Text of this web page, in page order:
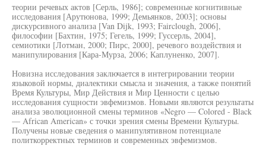
теории речевых актов [Серль, 1986]; современные когнитивные
исследования [Арутюнова, 1999; Демьянков, 2003]; основы
дискурсивного анализа [Van Dijk, 1993; Fairclough, 2006],
философии [Бахтин, 1975; Гегель, 1999; Гуссерль, 2004],
семиотики [Лотман, 2000; Пирс, 2000], речевого воздействия и
манипулирования [Кара-Мурза, 2006; Каплуненко, 2007].
Новизна исследования заключается в интегрировании теории
языковой нормы, диалектики смысла и значения, а также понятий
Время Культуры, Мир Действия и Мир Ценности с целью
исследования сущности эвфемизмов. Новыми являются результаты
анализа эволюционной смены терминов «Negro — Colored - Black
— African American» с точки зрения смены Времени Культуры.
Получены новые сведения о манипулятивном потенциале
политкорректных терминов и современных эвфемизмов.